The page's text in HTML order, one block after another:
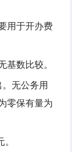
用于开办费
基数比较。
。无公务用
零保有量为